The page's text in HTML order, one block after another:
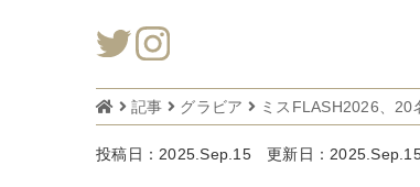
記事 グラビア ミスFLASH2026、20
投稿日：2025.Sep.15 更新日：